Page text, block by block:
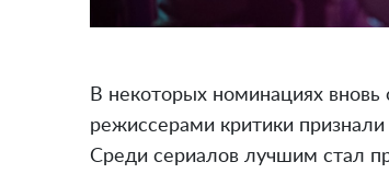
В некоторых номинациях
режиссерами критики
Среди сериалов лучшим стал